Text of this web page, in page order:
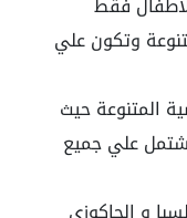
وتكون علي
المتنوعة حيث
علي جميع